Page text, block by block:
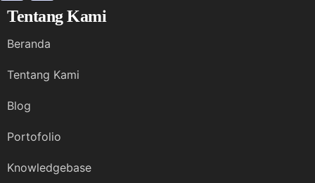
Tentang Kami
Beranda
Tentang Kami
Blog
Portofolio
Knowledgebase